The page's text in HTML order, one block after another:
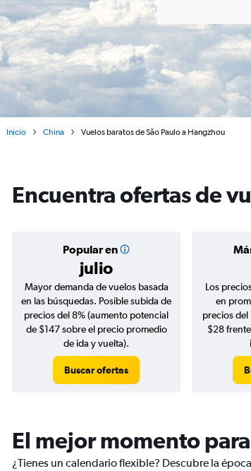
Inicio China Vuelos baratos de São Paulo a Hangzhou
Encuentra ofertas de
Popular en
julio
Mayor demanda de vuelos basada
en las búsquedas. Posible subida de
precios del 8% (aumento potencial
de $147 sobre el precio promedio
de ida y vuelta).
Buscar ofertas
Los
en
precios del
$28
El mejor momento
¿Tienes un calendario flexible? Descubre la